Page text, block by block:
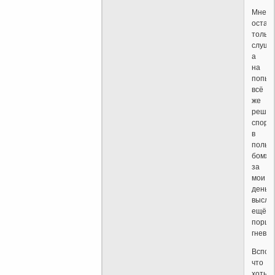
Мне
только
а
на
всё
же
спор
в
пользу
за
мои
ещё
гнева.
что